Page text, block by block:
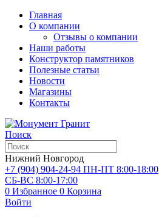
Главная
О компании
Отзывы о компании
Наши работы
Конструктор памятников
Полезные статьи
Новости
Магазины
Контакты
Поиск
Нижний Новгород
+7 (904) 904-24-94 ПН-ПТ 8:00-18:00
СБ-ВС 8:00-17:00
0 Избранное 0 Корзина
Войти